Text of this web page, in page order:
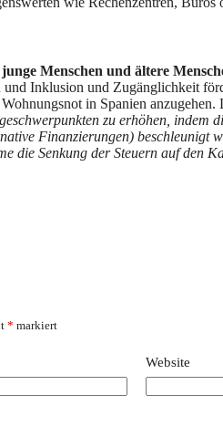
Menschen und ältere
und Inklusion und Zugänglichkeit
in Spanien
zu erhöhen,
Finanzierungen)
die Senkung der Steuern auf den
* markiert
Website